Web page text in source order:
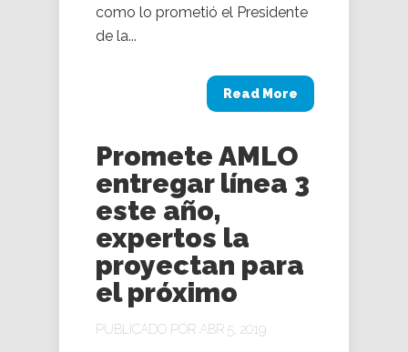
como lo prometió el Presidente
de la...
Read More
Promete AMLO
entregar línea 3
este año,
expertos la
proyectan para
el próximo
PUBLICADO POR ABR 5, 2019